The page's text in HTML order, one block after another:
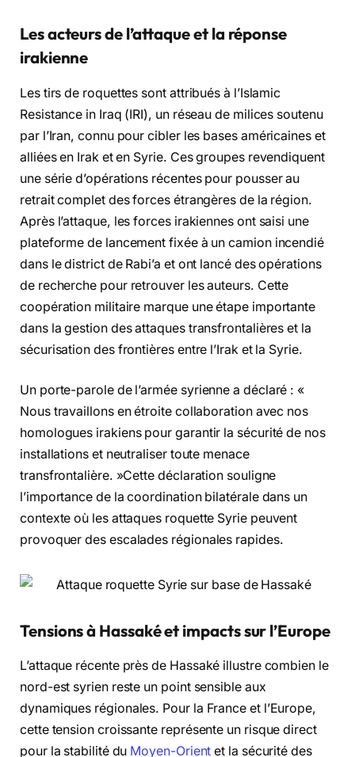
Les acteurs de l’attaque et la réponse
irakienne
Les tirs de roquettes sont attribués à l’Islamic
Resistance in Iraq (IRI), un réseau de milices soutenu
par l’Iran, connu pour cibler les bases américaines et
alliées en Irak et en Syrie. Ces groupes revendiquent
une série d’opérations récentes pour pousser au
retrait complet des forces étrangères de la région.
Après l’attaque, les forces irakiennes ont saisi une
plateforme de lancement fixée à un camion incendié
dans le district de Rabi’a et ont lancé des opérations
de recherche pour retrouver les auteurs. Cette
coopération militaire marque une étape importante
dans la gestion des attaques transfrontalières et la
sécurisation des frontières entre l’Irak et la Syrie.
Un porte-parole de l’armée syrienne a déclaré : «
Nous travaillons en étroite collaboration avec nos
homologues irakiens pour garantir la sécurité de nos
installations et neutraliser toute menace
transfrontalière. »Cette déclaration souligne
l’importance de la coordination bilatérale dans un
contexte où les attaques roquette Syrie peuvent
provoquer des escalades régionales rapides.
Tensions à Hassaké et impacts sur l’Europe
L’attaque récente près de Hassaké illustre combien le
nord-est syrien reste un point sensible aux
dynamiques régionales. Pour la France et l’Europe,
cette tension croissante représente un risque direct
pour la stabilité du Moyen-Orient et la sécurité des